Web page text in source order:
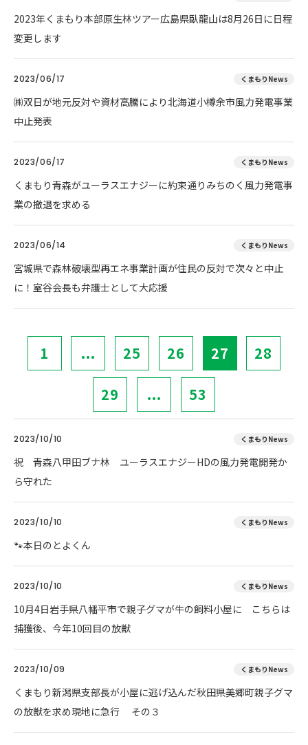
2023年くまもり本部原生林ツアー広島県臥龍山は8月26日に日程
変更します
2023/06/17 くまもりNews
㈱双日が地元反対や資材高騰により北海道小樽余市風力発電事業
中止発表
2023/06/17 くまもりNews
くまもり青森がユーラスエナジーに約束通りみちのく風力発電事
業の撤退を求める
2023/06/14 くまもりNews
宮城県で森林破壊型再エネ事業計画が住民の反対で次々と中止
に！室谷会長も弁護士として大応援
1 ... 25 26 27 28
29 ... 53
2023/10/10 くまもりNews
祝 青森八甲田ブナ林 ユーラスエナジーHDの風力発電開発か
ら守れた
2023/10/10 くまもりNews
🐾本日のとよくん
2023/10/10 くまもりNews
10月4日岩手県八幡平市で親子グマが牛の飼料小屋に こちらは
捕獲後、今年10回目の放獣
2023/10/09 くまもりNews
くまもり新潟県支部長が小屋に逃げ込んだ秋田県美郷町親子グマ
の放獣を求め現地に急行 その３